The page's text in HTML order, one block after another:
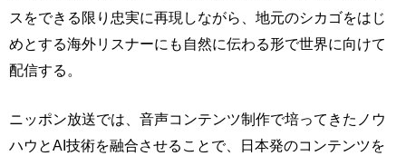
スをできる限り忠実に再現しながら、地元のシカゴをはじ
めとする海外リスナーにも自然に伝わる形で世界に向けて
配信する。
ニッポン放送では、音声コンテンツ制作で培ってきたノウ
ハウとAI技術を融合させることで、日本発のコンテンツを